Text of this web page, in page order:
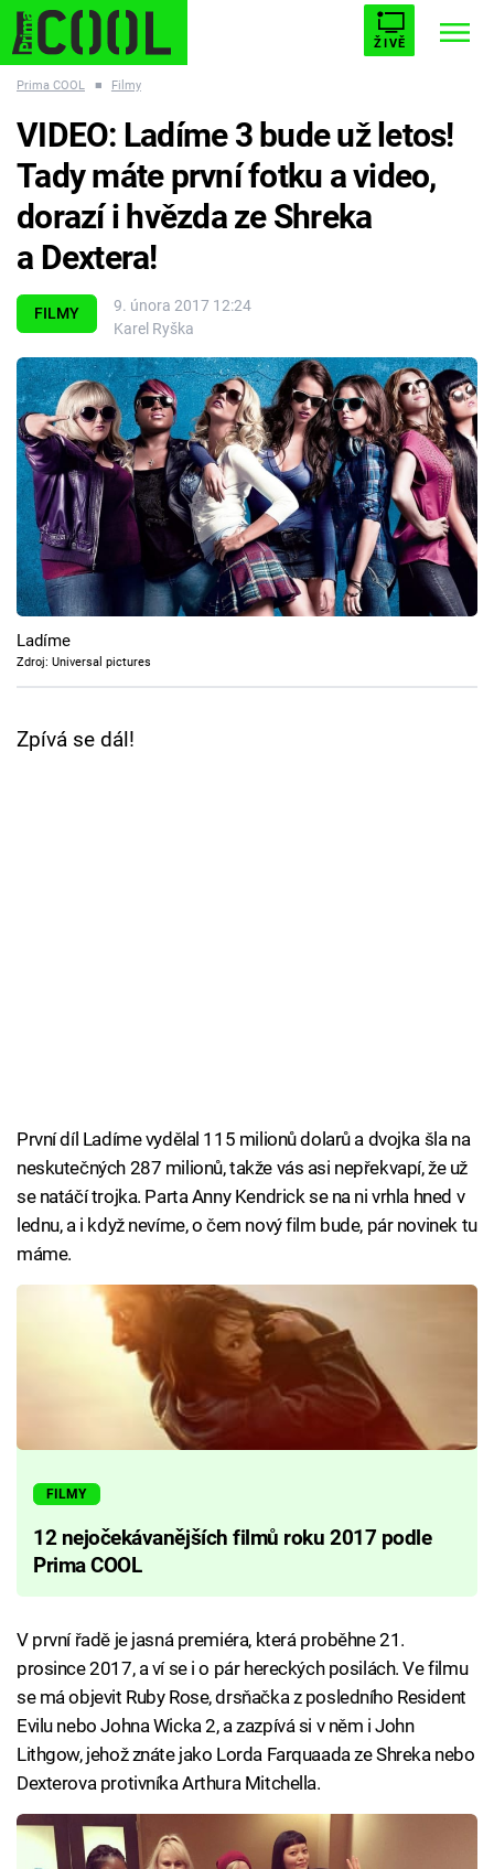
ŽIVĚ
ESCAPE PLNEJ KOTEL AVENGERS 5
Témata
Filmy
Seriály
Hry
Cool Esport
Pořady
TV Program
Přihlášení
Prima COOL ■ Filmy
FILMY
9. února 2017 12:24
Karel Ryška
VIDEO: Ladíme 3 bude už letos!
Tady máte první fotku a video,
dorazí i hvězda ze Shreka
a Dextera!
Ladíme
Zdroj: Universal pictures
Zpívá se dál!
První díl Ladíme vydělal 115 milionů dolarů a dvojka šla na
neskutečných 287 milionů, takže vás asi nepřekvapí, že už
se natáčí trojka. Parta Anny Kendrick se na ni vrhla hned v
lednu, a i když nevíme, o čem nový film bude, pár novinek tu
máme.
FILMY
12 nejočekávanějších filmů roku 2017 podle
Prima COOL
V první řadě je jasná premiéra, která proběhne 21.
prosince 2017, a ví se i o pár hereckých posilách. Ve filmu
se má objevit Ruby Rose, drsňačka z posledního Resident
Evilu nebo Johna Wicka 2, a zazpívá si v něm i John
Lithgow, jehož znáte jako Lorda Farquaada ze Shreka nebo
Dexterova protivníka Arthura Mitchella.